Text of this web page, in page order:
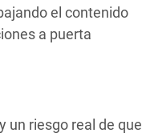
el contenido
a puerta
un riesgo real de que